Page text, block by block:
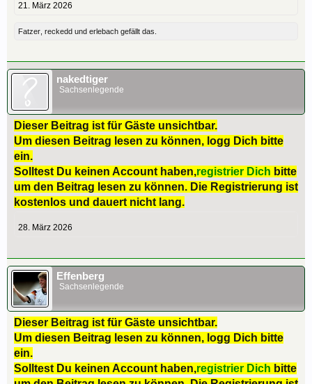
21. März 2026
Fatzer reckedd und erlebach gefällt das.
nakedtiger
Sachsenlegende
Dieser Beitrag ist für Gäste unsichtbar.
Um diesen Beitrag lesen zu können, logg Dich bitte
ein.
Solltest Du keinen Account haben,registrier Dich bitte
um den Beitrag lesen zu können. Die Registrierung ist
kostenlos und dauert nicht lang.
28. März 2026
Effenberg
Sachsenlegende
Dieser Beitrag ist für Gäste unsichtbar.
Um diesen Beitrag lesen zu können, logg Dich bitte
ein.
Solltest Du keinen Account haben,registrier Dich bitte